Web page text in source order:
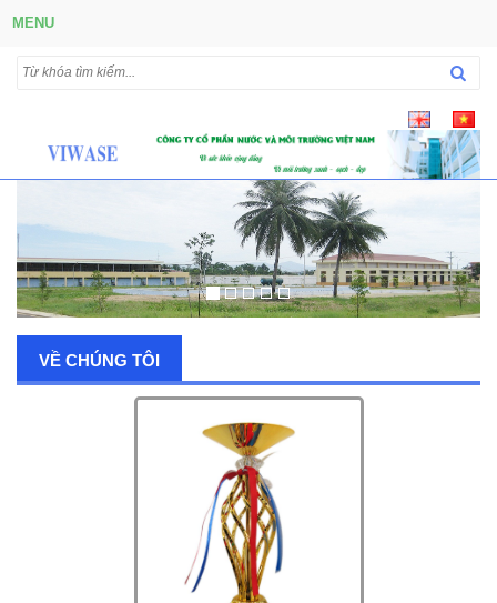
MENU
VỀ CHÚNG TÔI